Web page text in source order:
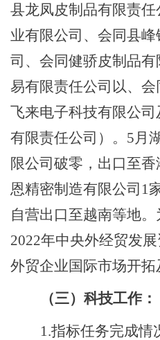
县龙凤皮制品有限责
业有限公司、会同县
司、会同健骄皮制品
易有限责任公司以、
飞来电子科技有限公司
有限责任公司）。 5月
限公司破零，出口至香
恩精密制造有限公司 1
自营出口至越南等地。
2022年中央外经贸发
外贸企业国际市场开拓
（三）科技工作：
1.指标任务完成情